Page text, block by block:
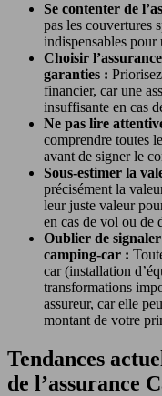
Se contenter de
pas les couvertures
indispensables
Choisir
garanties :
financier, car une
insuffisante en cas
Ne pas lire
comprendre toutes
avant de signer le
Sous-estimer la
précisément la
leur juste valeur
en cas de vol ou de
Oublier de
camping-car :
car (installation
transformations
assureur, car elle
montant de votre
Tendances
de l’assurance